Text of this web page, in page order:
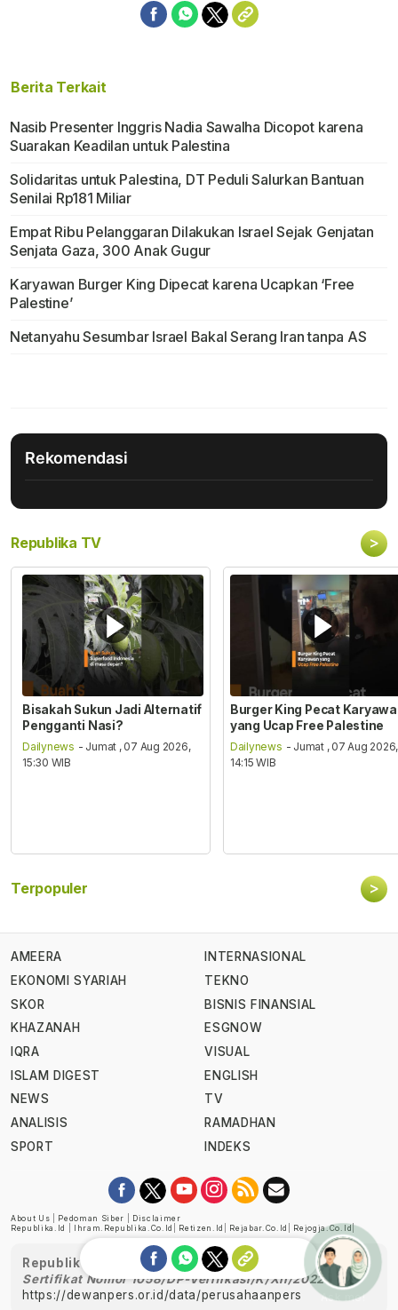
Berita Terkait
Nasib Presenter Inggris Nadia Sawalha Dicopot karena
Suarakan Keadilan untuk Palestina
Solidaritas untuk Palestina, DT Peduli Salurkan Bantuan
Senilai Rp181 Miliar
Empat Ribu Pelanggaran Dilakukan Israel Sejak Genjatan
Senjata Gaza, 300 Anak Gugur
Karyawan Burger King Dipecat karena Ucapkan ‘Free
Palestine’
Netanyahu Sesumbar Israel Bakal Serang Iran tanpa AS
Rekomendasi
Republika TV >
Bisakah Sukun Jadi Alternatif
Pengganti Nasi?
Dailynews - Jumat , 07 Aug 2026,
15:30 WIB
Burger King Pecat
yang Ucap Free Palestine
Dailynews - Jumat , 07 Aug 2026,
14:15 WIB
Terpopuler >
AMEERA
EKONOMI SYARIAH
SKOR
KHAZANAH
IQRA
ISLAM DIGEST
NEWS
ANALISIS
SPORT
INTERNASIONAL
TEKNO
BISNIS FINANSIAL
ESGNOW
VISUAL
ENGLISH
TV
RAMADHAN
INDEKS
About Us Pedoman Siber
Disclaimer
Republika.id
Ihram.republika.co.id Retizen.id Rejabar.co.id Rejogja.co.id
Republika telah diverifikasi oleh Dewan Pers
Sertifikat Nomor 1058/DP-Verifikasi/K/XII/2022
https://dewanpers.or.id/data/perusahaanpers
Ask me!